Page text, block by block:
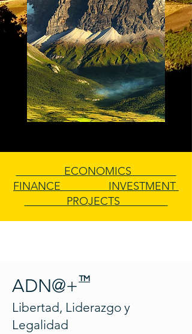
ECONOMICS
FINANCE INVESTMENT
PROJECTS
ADN@+ TM
Libertad, Liderazgo y
Legalidad